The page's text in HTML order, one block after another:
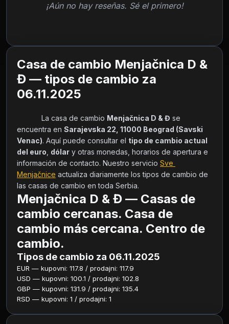
¡Aún no hay reseñas. Sé el primero!
Casa de cambio Menjačnica D &
Đ — tipos de cambio za
06.11.2025
            La casa de cambio
Menjačnica D & Đ se
encuentra en Sarajevska 22, 11000 Beograd (Savski
Venac). Aquí puede consultar el tipo de cambio actual
del euro dólar y otras monedas, horarios de apertura e
información de contacto. Nuestro servicio Sve
Menjačnice actualiza diariamente los tipos de cambio de
las casas de cambio en toda Serbia.
Menjačnica D & Đ — Casas de
cambio cercanas. Casa de
cambio más cercana. Centro de
cambio.
Tipos de cambio za 06.11.2025
EUR — kupovni: 117.8 / prodajni: 117.9
USD — kupovni: 100.1 / prodajni: 102.8
GBP — kupovni: 131.9 / prodajni: 135.4
RSD — kupovni: 1 / prodajni: 1